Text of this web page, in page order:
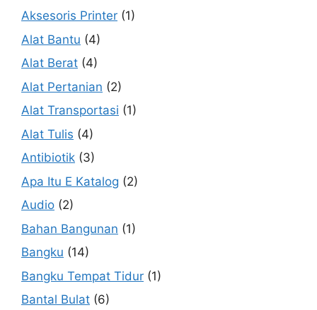
Aksesoris Printer (1)
Alat Bantu (4)
Alat Berat (4)
Alat Pertanian (2)
Alat Transportasi (1)
Alat Tulis (4)
Antibiotik (3)
Apa Itu E Katalog (2)
Audio (2)
Bahan Bangunan (1)
Bangku (14)
Bangku Tempat Tidur (1)
Bantal Bulat (6)